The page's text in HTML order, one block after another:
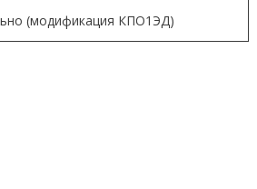
(модификация КПО1ЭД)